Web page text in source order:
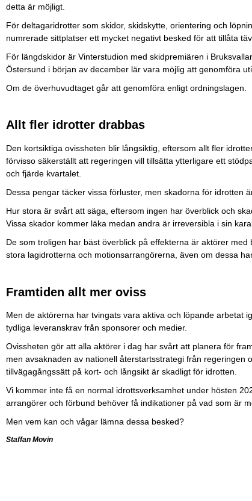
detta är möjligt.
För deltagaridrotter som skidor, skidskytte, orientering och
numrerade sittplatser ett mycket negativt besked för att tillåta
För längdskidor är Vinterstudion med skidpremiären i
Östersund i början av december lär vara möjlig att genomföra
Om de överhuvudtaget går att genomföra enligt ordningslagen.
Allt fler idrotter drabbas
Den kortsiktiga ovissheten blir långsiktig, eftersom allt fler
förvisso säkerställt att regeringen vill tillsätta ytterligare ett
och fjärde kvartalet.
Dessa pengar täcker vissa förluster, men skadorna för idrotten
Hur stora är svårt att säga, eftersom ingen har överblick och
Vissa skador kommer läka medan andra är irreversibla i sin
De som troligen har bäst överblick på effekterna är aktörer
stora lagidrotterna och motionsarrangörerna, även om dessa
Framtiden allt mer oviss
Men de aktörerna har tvingats vara aktiva och löpande arbetat
tydliga leveranskrav från sponsorer och medier.
Ovissheten gör att alla aktörer i dag har svårt att planera för
men avsaknaden av nationell återstartsstrategi från
tillvägagångssätt på kort- och långsikt är skadligt för idrotten.
Vi kommer inte få en normal idrottsverksamhet under hösten
arrangörer och förbund behöver få indikationer på vad som är
Men vem kan och vågar lämna dessa besked?
Staffan Movin